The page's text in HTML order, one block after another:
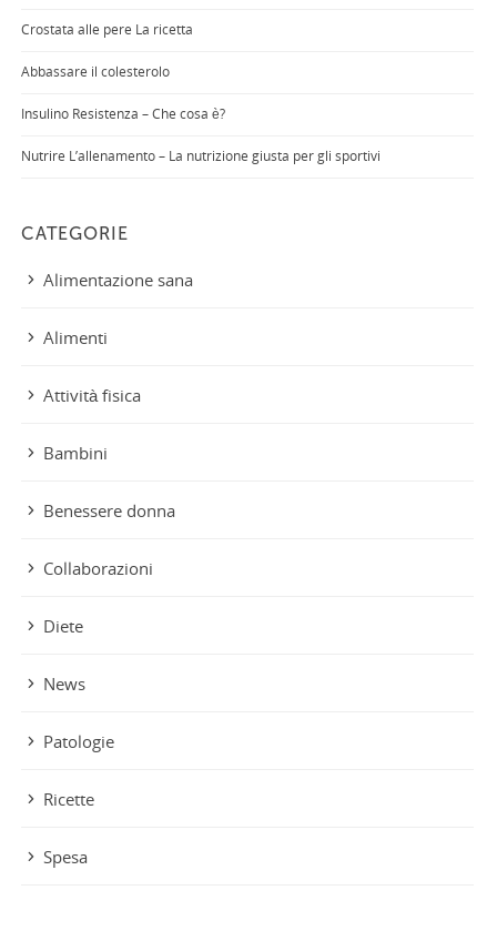
Crostata alle pere La ricetta
Abbassare il colesterolo
Insulino Resistenza – Che cosa è?
Nutrire L’allenamento – La nutrizione giusta per gli sportivi
CATEGORIE
Alimentazione sana
Alimenti
Attività fisica
Bambini
Benessere donna
Collaborazioni
Diete
News
Patologie
Ricette
Spesa